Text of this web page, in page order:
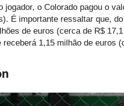
jogador, o Colorado pagou o
É importante ressaltar que,
de euros (cerca de R$
receberá 1,15 milhão de euros